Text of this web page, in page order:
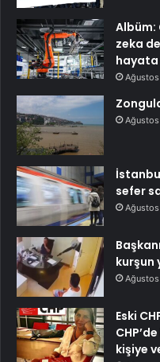
Albüm:
zeka
sefer
kurşun
Eski
kişiye